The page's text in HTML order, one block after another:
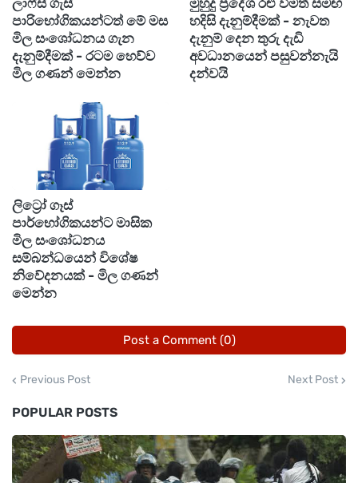
හරහා පොතුවිල් දක්වා වෙරළට ඔබ්බෙන් වන මුහුදු
ප්‍රදේශවල මුහුදු රළ උස මීටර් 2ත් 2.5ක් පමණ ඉහළ
යාමේ හැකියාව පවතින බව සඳහන් වේ.
ලාෆ්ස් ගැස්
පාරිභෝගිකයන්ටත් මේ මස
මිල සංශෝධනය ගැන
දැනුම්දීමක් - රටම හෙව්ව
මිල ගණන් මෙන්න
මුහුදු ප්‍රදේශ රළු වීමත් සමඟ
හදිසි දැනුම්දීමක් - නැවත
දැනුම් දෙන තුරු දැඩි
අවධානයෙන් පසුවන්නැයි
දන්වයි
ලිට්‍රෝ ගෑස්
පාර්භෝගිකයන්ට මාසික
මිල සංශෝධනය
සම්බන්ධයෙන් විශේෂ
නිවේදනයක් - මිල ගණන්
මෙන්න
Post a Comment (0)
Previous Post Next Post
POPULAR POSTS